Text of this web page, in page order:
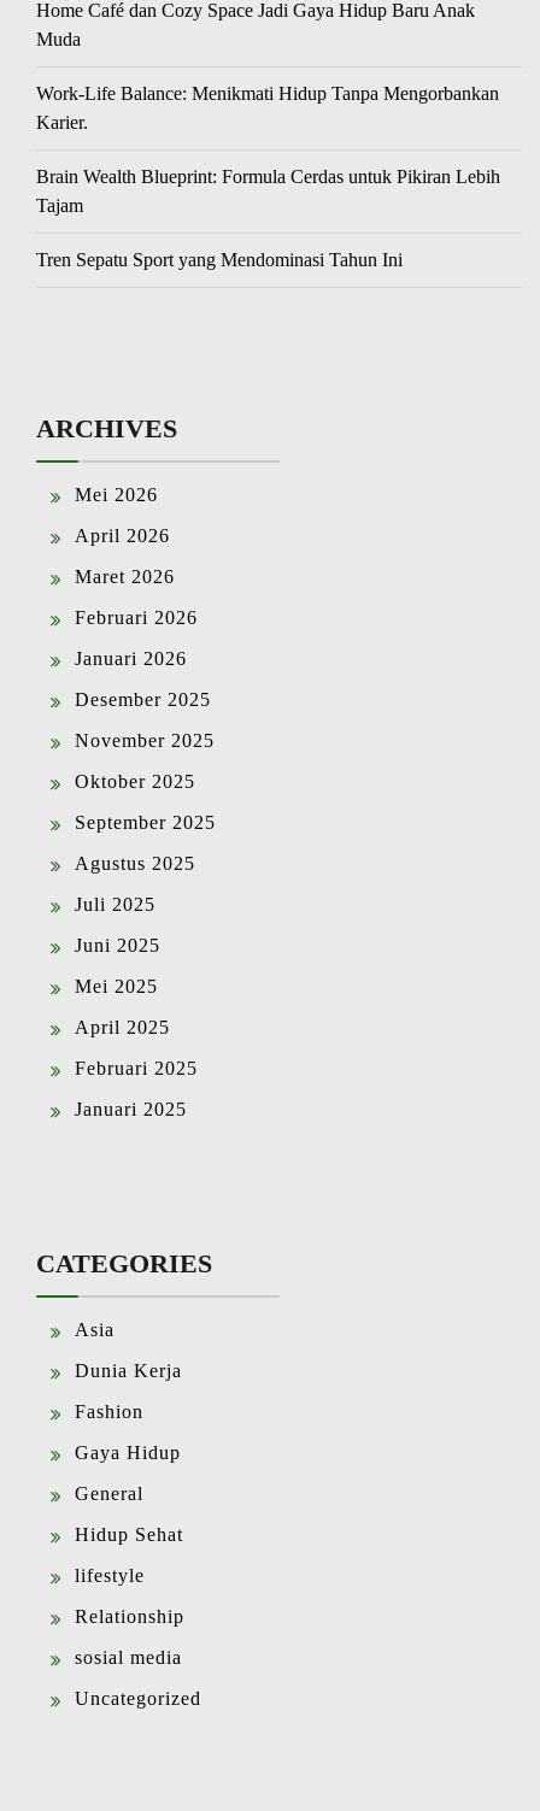
Home Café dan Cozy Space Jadi Gaya Hidup Baru Anak
Muda
Work-Life Balance: Menikmati Hidup Tanpa Mengorbankan
Karier.
Brain Wealth Blueprint: Formula Cerdas untuk Pikiran Lebih
Tajam
Tren Sepatu Sport yang Mendominasi Tahun Ini
ARCHIVES
Mei 2026
April 2026
Maret 2026
Februari 2026
Januari 2026
Desember 2025
November 2025
Oktober 2025
September 2025
Agustus 2025
Juli 2025
Juni 2025
Mei 2025
April 2025
Februari 2025
Januari 2025
CATEGORIES
Asia
Dunia Kerja
Fashion
Gaya Hidup
General
Hidup Sehat
lifestyle
Relationship
sosial media
Uncategorized